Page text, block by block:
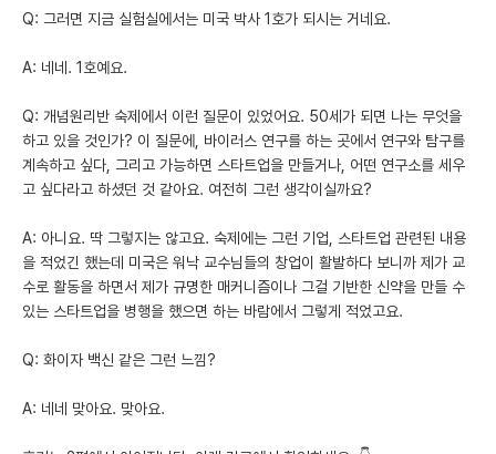
Q: 그러면 지금 실험실에서는 미국 박사 1호가 되시는 거네요.
A: 네네. 1호예요.
Q: 개념원리반 숙제에서 이런 질문이 있었어요. 50세가 되면 나는 무엇을
하고 있을 것인가? 이 질문에, 바이러스 연구를 하는 곳에서 연구와 탐구를
계속하고 싶다, 그리고 가능하면 스타트업을 만들거나, 어떤 연구소를 세우
고 싶다라고 하셨던 것 같아요. 여전히 그런 생각이실까요?
A: 아니요. 딱 그렇지는 않고요. 숙제에는 그런 기업, 스타트업 관련된 내용
을 적었긴 했는데 미국은 워낙 교수님들의 창업이 활발하다 보니까 제가 교
수로 활동을 하면서 제가 규명한 매커니즘이나 그걸 기반한 신약을 만들 수
있는 스타트업을 병행을 했으면 하는 바람에서 그렇게 적었고요.
Q: 화이자 백신 같은 그런 느낌?
A: 네네 맞아요. 맞아요.